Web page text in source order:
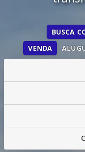
VENDA
BUSCA